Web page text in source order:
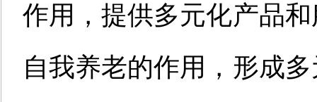
作用，提供多元化产品
自我养老的作用，形成